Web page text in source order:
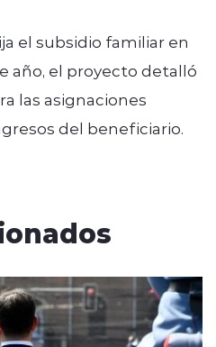
el subsidio familiar en
año, el proyecto detalló
las asignaciones
del beneficiario.